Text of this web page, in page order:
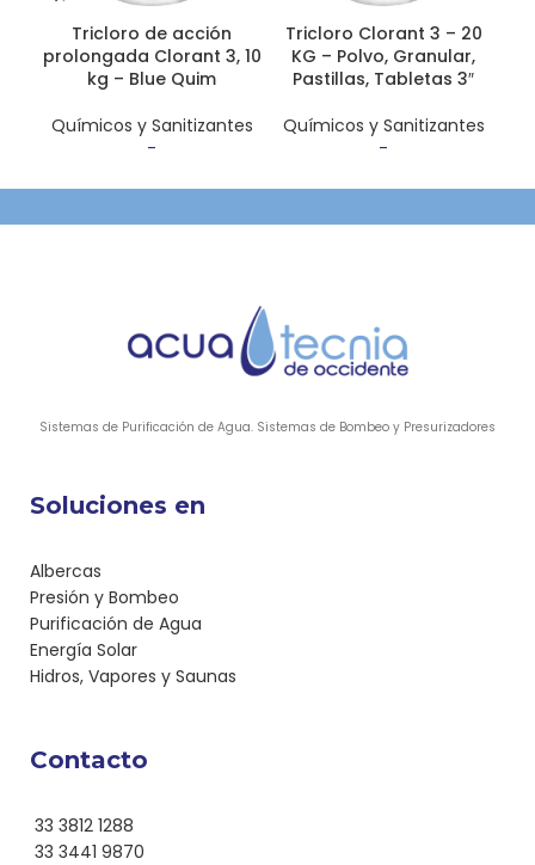
Tricloro de acción
prolongada Clorant 3, 10
kg – Blue Quim
Químicos y Sanitizantes
-
desde $62.90
Tricloro Clorant 3 – 20
KG – Polvo, Granular,
Pastillas, Tabletas 3″
Químicos y Sanitizantes
-
desde
Sistemas de Purificación de Agua. Sistemas de Bombeo y Presurizadores
Soluciones en
Albercas
Presión y Bombeo
Purificación de Agua
Energía Solar
Hidros, Vapores y Saunas
Contacto
33 3812 1288
33 3441 9870